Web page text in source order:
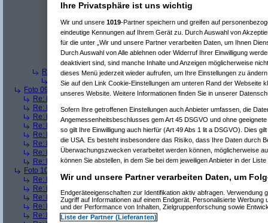
Re(6): Foto 08( Hardware_Crasham 26.05.2008,
Re(7): Foto 08
am 26.05.2008, 21:25:52)
Re(8): Foto 08 (Hardware_Crasham 26.05.2008,
Re(9): Foto 08(incalam 26.05.2008, 21:55:49)
Re(10): Foto 08(Hardware_Crasham
Re(11): Foto 08(incalam 26.05.2008,
Re(12): Foto 08(Hardware_Crasham
Re(2): Foto 08(Srv-02am 26.05.2008, 09:58:02)
Re(3): Foto 08(incalam 26.05.2008, 20:46:08)
Foto 09
am 21.05.2008, 17:46:17)
Re: Foto 09
Re: Foto 09(roo_kieam 22.05.2008, 00:06:11)
Re: Foto 09(gibberisham 23.05.2008, 09:03:43)
Re: Foto 09( Amorphisam 23.05.2008, 10:40:33)
Re: Foto 09(Ugh! am 23.05.2008, 11:38:45)
Re: Foto 09 (ms mcgyveram 23.05.2008, 22:45:45)
Re: Foto 09(Hardware_Crash am 23.05.2008, 23:49:18)
Re: Foto 09(CWsoftam 24.05.2008, 13:46:55)
Foto 10
Re: Foto 10(AVSam 21.05.2008, 20:46:08)
Re: Foto 10 ( gibberish
am 23.05.2008, 09:05:46)
Re: Foto 10(Amorphisam 23.05.2008, 10:42:24)
Re: Foto 10(Ugh!am 23.05.2008, 11:40:50)
Re: Foto 10(ms mcgyveram 23.05.2008, 22:50:31)
Ihre Privatsphäre ist uns wichtig
Wir und unsere 1019-Partner speichern und greifen auf
eindeutige Kennungen auf Ihrem Gerät zu. Durch Auswahl von
für die unter „Wir und unsere Partner verarbeiten Daten, um Ihnen
Durch Auswahl von Alle ablehnen oder Widerruf Ihrer Einwilligung
deaktiviert sind, sind manche Inhalte und Anzeigen möglicherweise
dieses Menü jederzeit wieder aufrufen, um Ihre Einstellungen zu
Sie auf den Link Cookie-Einstellungen am unteren Rand der Webseite
unseres Website. Weitere Informationen finden Sie in unserer
Sofern Ihre getroffenen Einstellungen auch Anbieter umfassen, die
Angemessenheitsbeschlusses gem Art 45 DSGVO und ohne
so gilt Ihre Einwilligung auch hierfür (Art 49 Abs 1 lit a DSGVO). Dies
die USA. Es besteht insbesondere das Risiko, dass Ihre Daten durch
Überwachungszwecken verarbeitet werden können, möglicherweise
können Sie abstellen, in dem Sie bei dem jeweiligen Anbieter in der
Wir und unsere Partner verarbeiten Daten, um
Endgeräteeigenschaften zur Identifikation aktiv abfragen. Verwendung
Zugriff auf Informationen auf einem Endgerät. Personalisierte Werbung
und der Performance von Inhalten, Zielgruppenforschung sowie
Liste der Partner (Lieferanten)